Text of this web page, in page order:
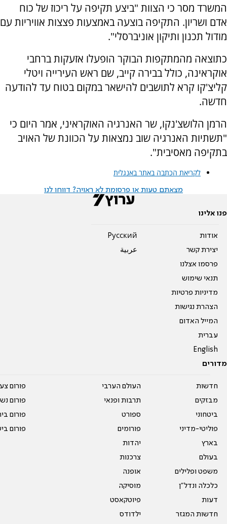
המשרד מסר כי הצוות "ביצע תקיפה על ריכוז של כוח
אדם ושריון. התקיפה בוצעה באמצעות פצצות אוויריות עם
מודול תכנון ותיקון אוניברסלי".
כתוצאה מהמתקפות הבוקר הופעלו אזעקות ברחבי
אוקראינה, כולל בבירה קייב, שם ראש העירייה ויטלי
קליצ'קו קרא לתושבים להישאר במקום בטוח עד להודעה
חדשה.
הרמן הלושצ'נקו, שר האנרגיה האוקראיני, אמר היום כי
"תשתיות האנרגיה שוב נמצאות על הכוונת של האויב
בתקיפה מאסיבית".
לקריאת הכתבה באתר באנגלית
מצאתם טעות או פרסומת לא ראויה? דווחו לנו
פנו אלינו
אודות
יצירת קשר
פרסמו אצלנו
תנאי שימוש
מדיניות פרטיות
הצהרת נגישות
המייל האדום
עברית
English
Pусский
عربية
מדורים
חדשות
מבזקים
ביטחוני
פוליטי-מדיני
בארץ
בעולם
משפט ופלילים
כלכלה ונדל"ן
דעות
חדשות המגזר
העולם הערבי
תרבות ופנאי
ספורט
פורומים
יהדות
צרכנות
אופנה
מוסיקה
פיוטקאסט
ילדודס
פורום
פורום
פורום
פורום